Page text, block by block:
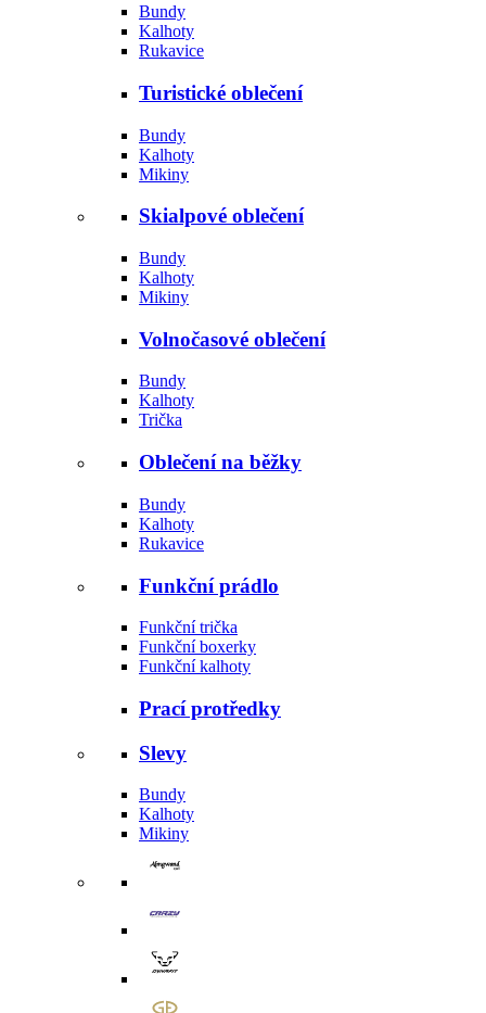
Bundy
Kalhoty
Rukavice
Turistické oblečení
Bundy
Kalhoty
Mikiny
Skialpové oblečení
Bundy
Kalhoty
Mikiny
Volnočasové oblečení
Bundy
Kalhoty
Trička
Oblečení na běžky
Bundy
Kalhoty
Rukavice
Funkční prádlo
Funkční trička
Funkční boxerky
Funkční kalhoty
Prací protředky
Slevy
Bundy
Kalhoty
Mikiny